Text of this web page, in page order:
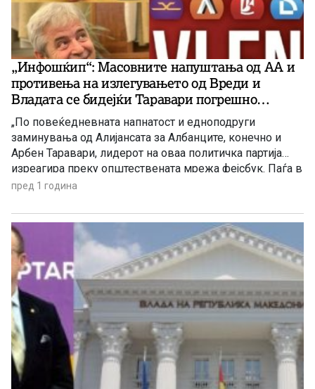
„Инфошќип“: Масовните напуштања од АА и
противења на излегувањето од Вреди и
Владата се бидејќи Таравари погрешно
раководи со АА!
„По повеќедневната напнатост и едноподруги
заминувања од Алијансата за Албанците, конечно и
Арбен Таравари, лидерот на оваа политичка партија
изреагира преку општествената мрежа фејсбук. Паѓа в
очи не само емотивниот тон во неговата објава преку
подлабока политичка анализа на ситуацијата: наместо
да го стори ова, тој одбра симболичен […]
пред 1 година